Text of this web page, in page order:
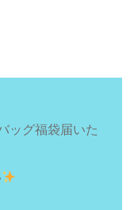
ッグ福袋届いた